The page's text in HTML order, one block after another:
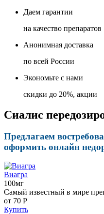
Даем гарантии
на качество препаратов
Анонимная доставка
по всей России
Экономьте с нами
скидки до 20%, акции
Сиалис
Предлагаем
оформить онлайн
Виагра
100мг
Самый известный в мире
от 70 Р
Купить